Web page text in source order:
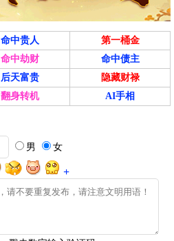
命中贵人
第一桶金
命中劫财
命中债主
后天富贵
隐藏财禄
翻身转机 AI手相